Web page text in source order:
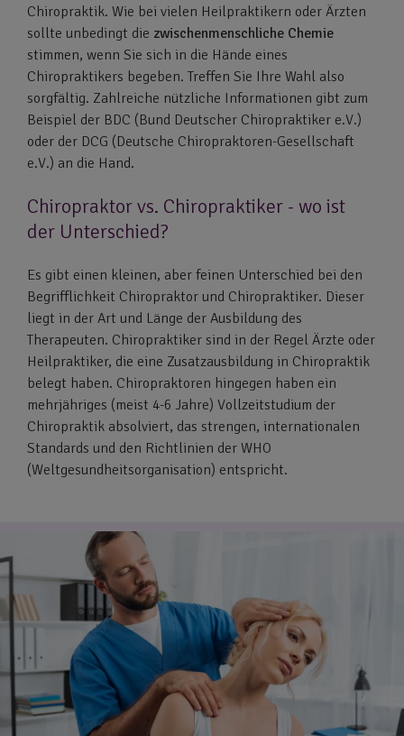
Chiropraktik. Wie bei vielen Heilpraktikern oder Ärzten
sollte unbedingt die zwischenmenschliche Chemie
stimmen, wenn Sie sich in die Hände eines
Chiropraktikers begeben. Treffen Sie Ihre Wahl also
sorgfältig. Zahlreiche nützliche Informationen gibt zum
Beispiel der BDC (Bund Deutscher Chiropraktiker e.V.)
oder der DCG (Deutsche Chiropraktoren-Gesellschaft
e.V.) an die Hand.
Chiropraktor vs. Chiropraktiker - wo ist
der Unterschied?
Es gibt einen kleinen, aber feinen Unterschied bei den
Begrifflichkeit Chiropraktor und Chiropraktiker. Dieser
liegt in der Art und Länge der Ausbildung des
Therapeuten. Chiropraktiker sind in der Regel Ärzte oder
Heilpraktiker, die eine Zusatzausbildung in Chiropraktik
belegt haben. Chiropraktoren hingegen haben ein
mehrjähriges (meist 4-6 Jahre) Vollzeitstudium der
Chiropraktik absolviert, das strengen, internationalen
Standards und den Richtlinien der WHO
(Weltgesundheitsorganisation) entspricht.